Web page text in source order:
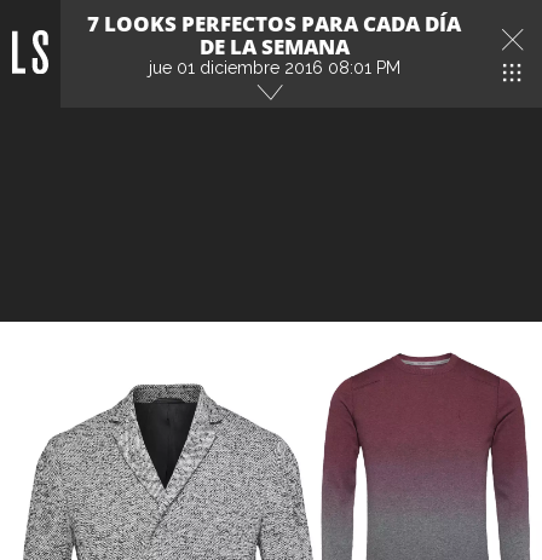
7 LOOKS PERFECTOS PARA CADA DÍA
DE LA SEMANA
jue 01 diciembre 2016 08:01 PM